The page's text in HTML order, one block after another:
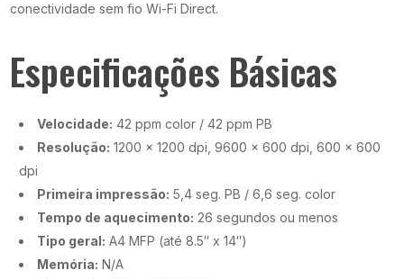
conectividade sem fio Wi-Fi Direct.
Especificações Básicas
Velocidade: 42 ppm color / 42 ppm PB
Resolução: 1200 x 1200 dpi, 9600 x 600 dpi, 600 x 600
dpi
Primeira impressão: 5,4 seg. PB / 6,6 seg. color
Tempo de aquecimento: 26 segundos ou menos
Tipo geral: A4 MFP (até 8.5″ x 14″)
Memória: N/A